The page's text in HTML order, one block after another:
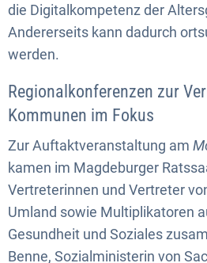
die Digitalkompetenz der
Andererseits kann dadurch
werden.
Regionalkonferenzen zur
Kommunen im Fokus
Zur Auftaktveranstaltung am
kamen im Magdeburger
Vertreterinnen und Vertreter
Umland sowie Multiplikatoren
Gesundheit und Soziales
Benne, Sozialministerin von